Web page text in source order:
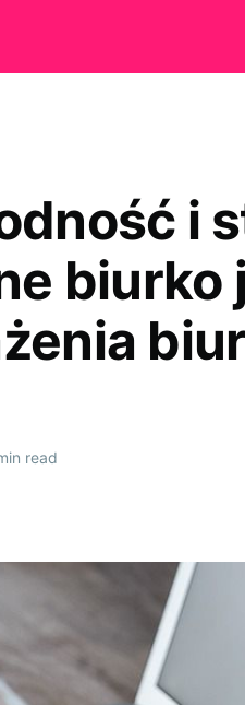
i
biurko
read